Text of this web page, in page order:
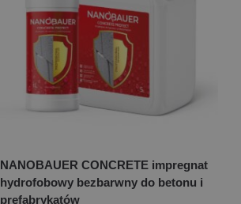
NANOBAUER CONCRETE impregnat
hydrofobowy bezbarwny do betonu i
prefabrykatów